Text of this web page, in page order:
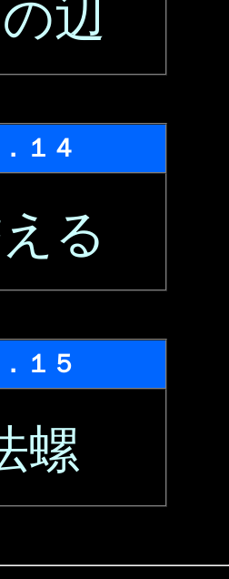
辺
１４
る
１５
螺